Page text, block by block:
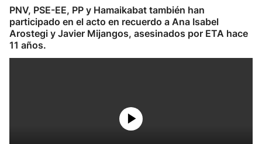
PNV, PSE-EE, PP y Hamaikabat también han
participado en el acto en recuerdo a Ana Isabel
Arostegi y Javier Mijangos, asesinados por ETA hace
11 años.